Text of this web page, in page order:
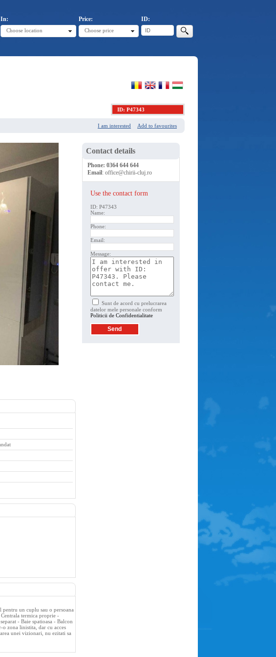
In:
Choose location
Price:
Choose price
ID:
ID: P47343
I am interested Add to favourites
un cuplu sau o persoana
termica proprie -
- Baie spatioasa - Balcon
zona linistita, dar cu acces
unei vizionari, nu ezitati sa
Contact details
Phone: 0364 644 644
Email: office@chirii-cluj.ro
Use the contact form
ID: P47343
Name:
Phone:
Email:
Message:
Sunt de acord cu prelucrarea
datelor mele personale conform
Politicii de Confidentialitate